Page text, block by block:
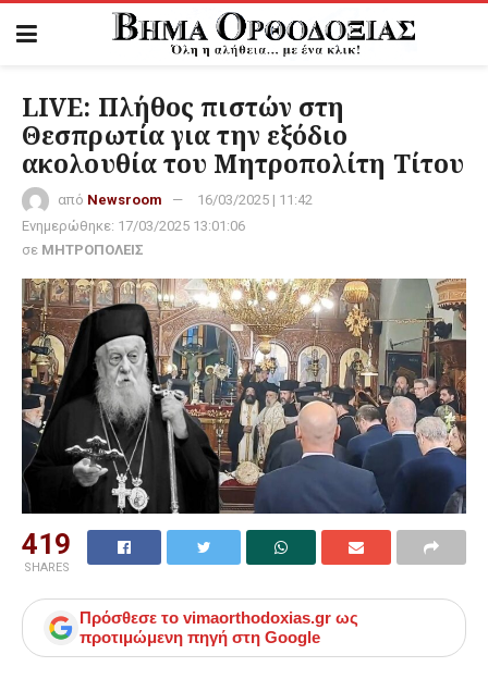
LIVE: Πλήθος πιστών στη
Θεσπρωτία για την εξόδιο
ακολουθία του Μητροπολίτη Τίτου
από Newsroom
16/03/2025 | 11:42
Ενημερώθηκε: 17/03/2025 13:01:06
σε ΜΗΤΡΟΠΟΛΕΙΣ
419
SHARES
Πρόσθεσε το vimaorthodoxias.gr ως
προτιμώμενη πηγή στη Google